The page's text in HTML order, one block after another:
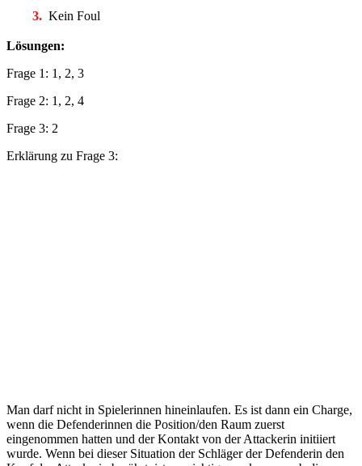
Kein Foul
Lösungen:
Frage 1: 1, 2, 3
Frage 2: 1, 2, 4
Frage 3: 2
Erklärung zu Frage 3:
Man darf nicht in Spielerinnen hineinlaufen. Es ist dann ein Charge,
wenn die Defenderinnen die Position/den Raum zuerst
eingenommen hatten und der Kontakt von der Attackerin initiiert
wurde. Wenn bei dieser Situation der Schläger der Defenderin den